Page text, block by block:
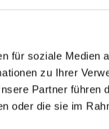
für soziale Medien
zu Ihrer
Partner führen
oder die sie im